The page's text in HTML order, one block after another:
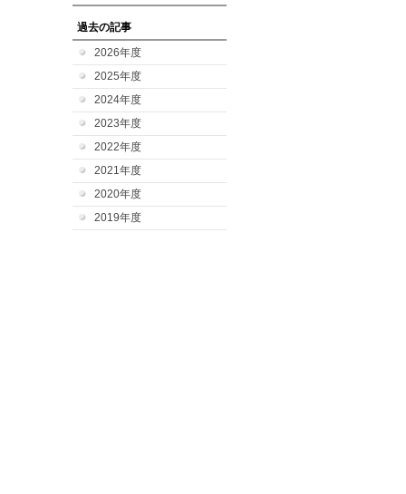
過去の記事
2026年度
2025年度
2024年度
2023年度
2022年度
2021年度
2020年度
2019年度